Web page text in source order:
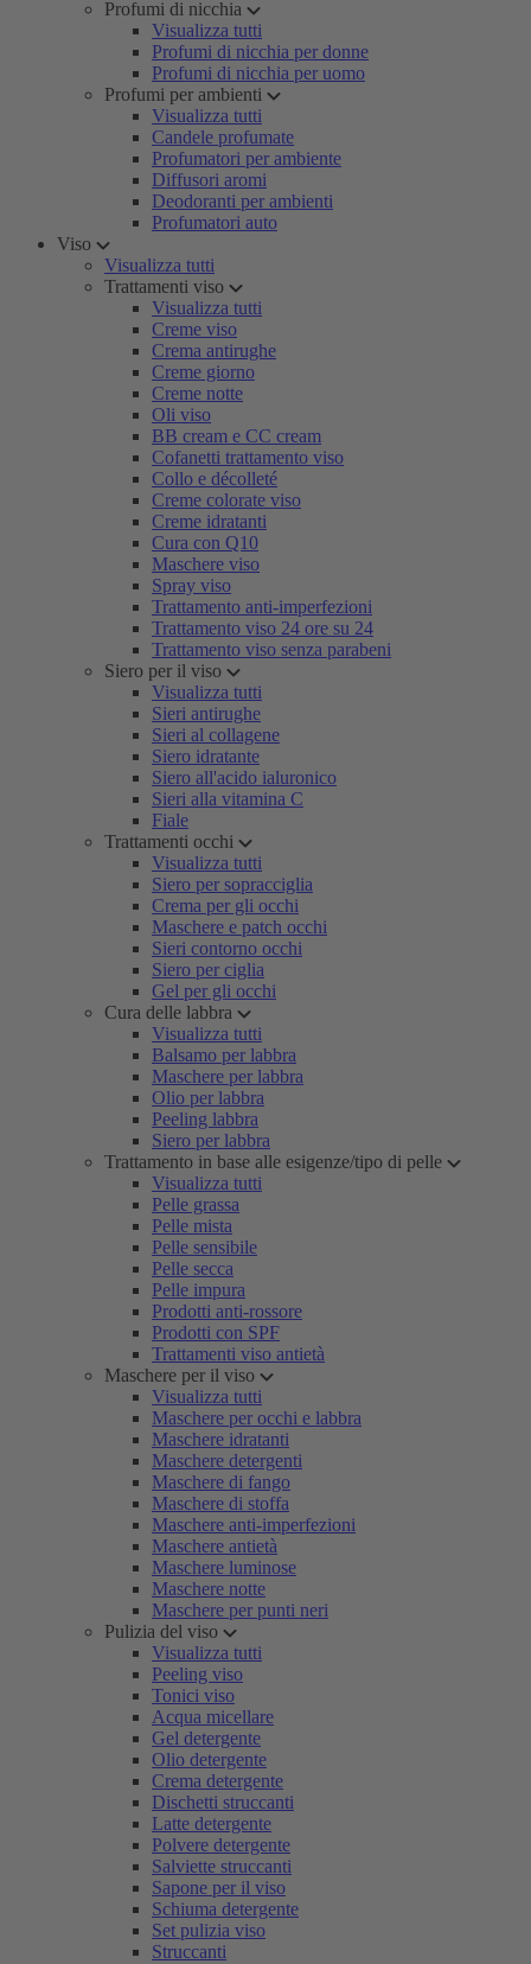
Profumi di nicchia
Visualizza tutti
Profumi di nicchia per donne
Profumi di nicchia per uomo
Profumi per ambienti
Visualizza tutti
Candele profumate
Profumatori per ambiente
Diffusori aromi
Deodoranti per ambienti
Profumatori auto
Viso
Visualizza tutti
Trattamenti viso
Visualizza tutti
Creme viso
Crema antirughe
Creme giorno
Creme notte
Oli viso
BB cream e CC cream
Cofanetti trattamento viso
Collo e décolleté
Creme colorate viso
Creme idratanti
Cura con Q10
Maschere viso
Spray viso
Trattamento anti-imperfezioni
Trattamento viso 24 ore su 24
Trattamento viso senza parabeni
Siero per il viso
Visualizza tutti
Sieri antirughe
Sieri al collagene
Siero idratante
Siero all'acido ialuronico
Sieri alla vitamina C
Fiale
Trattamenti occhi
Visualizza tutti
Siero per sopracciglia
Crema per gli occhi
Maschere e patch occhi
Sieri contorno occhi
Siero per ciglia
Gel per gli occhi
Cura delle labbra
Visualizza tutti
Balsamo per labbra
Maschere per labbra
Olio per labbra
Peeling labbra
Siero per labbra
Trattamento in base alle esigenze/tipo di pelle
Visualizza tutti
Pelle grassa
Pelle mista
Pelle sensibile
Pelle secca
Pelle impura
Prodotti anti-rossore
Prodotti con SPF
Trattamenti viso antietà
Maschere per il viso
Visualizza tutti
Maschere per occhi e labbra
Maschere idratanti
Maschere detergenti
Maschere di fango
Maschere di stoffa
Maschere anti-imperfezioni
Maschere antietà
Maschere luminose
Maschere notte
Maschere per punti neri
Pulizia del viso
Visualizza tutti
Peeling viso
Tonici viso
Acqua micellare
Gel detergente
Olio detergente
Crema detergente
Dischetti struccanti
Latte detergente
Polvere detergente
Salviette struccanti
Sapone per il viso
Schiuma detergente
Set pulizia viso
Struccanti